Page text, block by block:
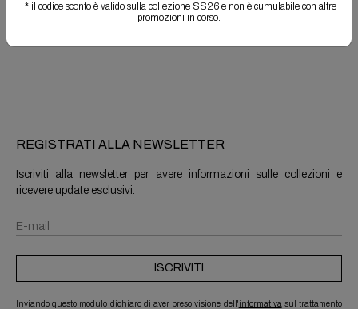
Spedizioni e resi
REGISTRATI ALLA NEWSLETTER
Iscriviti alla newsletter per avere informazioni sulle collezioni e
ricevere update esclusivi.
ISCRIVITI
Inviando questo modulo dichiaro di aver preso visione dell'informativa sul trattamento
* il codice sconto è valido sulla collezione SS26 e non è cumulabile con altre
promozioni in corso.